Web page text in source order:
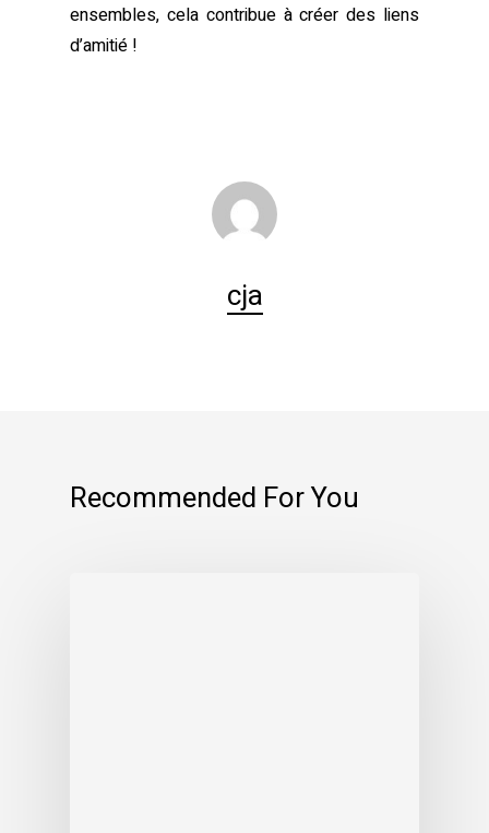
ensembles, cela contribue à créer des liens
d’amitié !
cja
Recommended For You